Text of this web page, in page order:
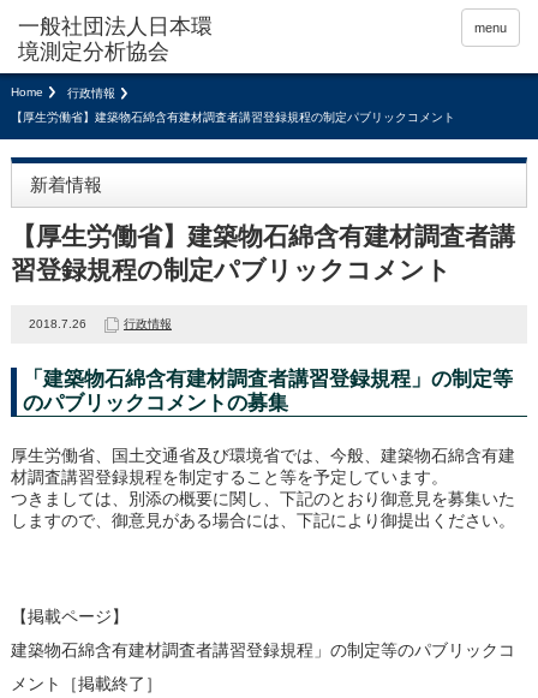
menu
Home
行政情報
【厚生労働省】建築物石綿含有建材調査者講習登録規程の制定パブリックコメント
新着情報
【厚生労働省】建築物石綿含有建材調査者講
習登録規程の制定パブリックコメント
2018.7.26 行政情報
「建築物石綿含有建材調査者講習登録規程」の制定等
のパブリックコメントの募集
厚生労働省、国土交通省及び環境省では、今般、建築物石綿含有建
材調査講習登録規程を制定すること等を予定しています。
つきましては、別添の概要に関し、下記のとおり御意見を募集いた
しますので、御意見がある場合には、下記により御提出ください。
【掲載ページ】
建築物石綿含有建材調査者講習登録規程」の制定等のパブリックコ
メント［掲載終了］